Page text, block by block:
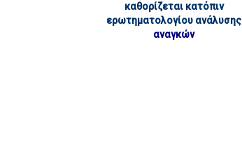
καθορίζεται κατόπιν
ερωτηματολογίου ανάλυσης
αναγκών